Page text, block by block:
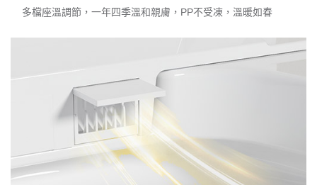
多檔座溫調節，一年四季溫和親膚，PP不受凍，溫暖如春